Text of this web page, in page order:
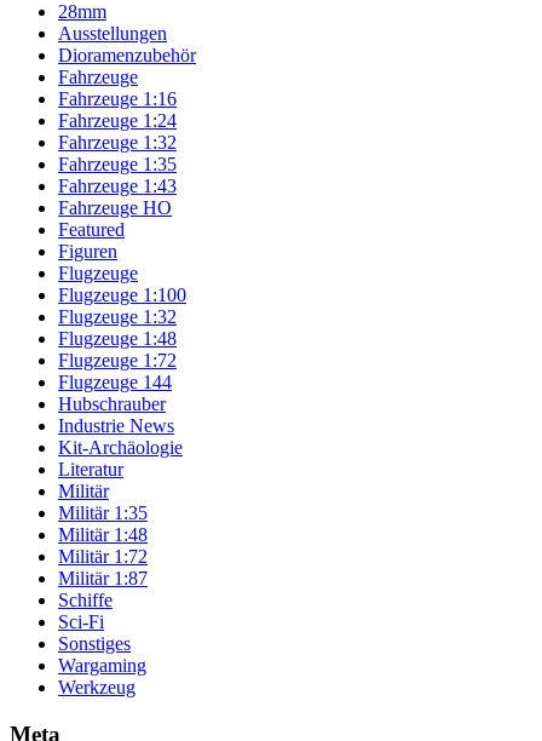
28mm
Ausstellungen
Dioramenzubehör
Fahrzeuge
Fahrzeuge 1:16
Fahrzeuge 1:24
Fahrzeuge 1:32
Fahrzeuge 1:35
Fahrzeuge 1:43
Fahrzeuge HO
Featured
Figuren
Flugzeuge
Flugzeuge 1:100
Flugzeuge 1:32
Flugzeuge 1:48
Flugzeuge 1:72
Flugzeuge 144
Hubschrauber
Industrie News
Kit-Archäologie
Literatur
Militär
Militär 1:35
Militär 1:48
Militär 1:72
Militär 1:87
Schiffe
Sci-Fi
Sonstiges
Wargaming
Werkzeug
Meta